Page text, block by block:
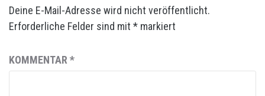
Deine E-Mail-Adresse wird nicht veröffentlicht.
Erforderliche Felder sind mit * markiert
KOMMENTAR *